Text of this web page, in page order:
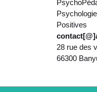
28 rue des
66300